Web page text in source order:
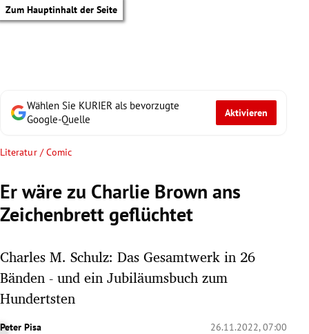
Zum Hauptinhalt der Seite
Untermenü
Untermenü
Wählen Sie KURIER als bevorzugte
Google-Quelle
Aktivieren
Literatur / Comic
Er wäre zu Charlie Brown ans
Zeichenbrett geflüchtet
Charles M. Schulz: Das Gesamtwerk in 26
Bänden - und ein Jubiläumsbuch zum
Hundertsten
Peter Pisa 26.11.2022, 07:00